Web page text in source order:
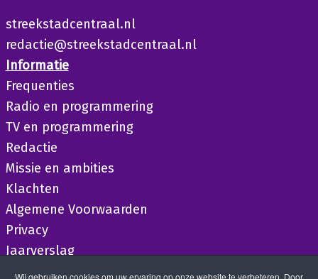
streekstadcentraal.nl
redactie@streekstadcentraal.nl
Informatie
Frequenties
Radio en programmering
TV en programmering
Redactie
Missie en ambities
Klachten
Algemene Voorwaarden
Privacy
Jaarverslag
Wij gebruiken cookies om uw ervaring op onze website te verbeteren. Door